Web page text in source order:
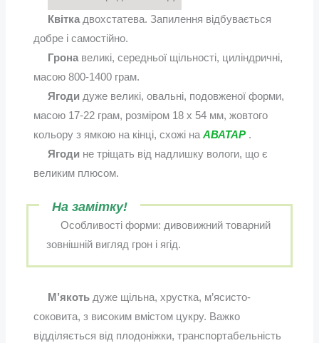
Квітка двохстатева. Запилення відбувається
добре і самостійно.
Грона великі, середньої щільності, циліндричні,
масою 800-1400 грам.
Ягоди дуже великі, овальні, подовженої форми,
масою 17-22 грам, розміром 18 х 54 мм, жовтого
кольору з ямкою на кінці, схожі наАВАТАР .
Ягоди не тріщать від надлишку вологи, що є
великим плюсом.
На замітку!
Особливості форми: дивовижний товарний
зовнішній вигляд грон і ягід.
М’якоть дуже щільна, хрустка, м’ясисто-
соковита, з високим вмістом цукру. Важко
відділяється від плодоніжки, транспортабельність